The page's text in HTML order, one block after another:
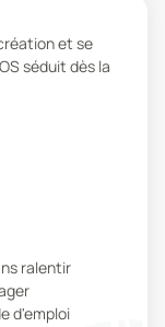
et se
séduit dès la
ralentir
d'emploi